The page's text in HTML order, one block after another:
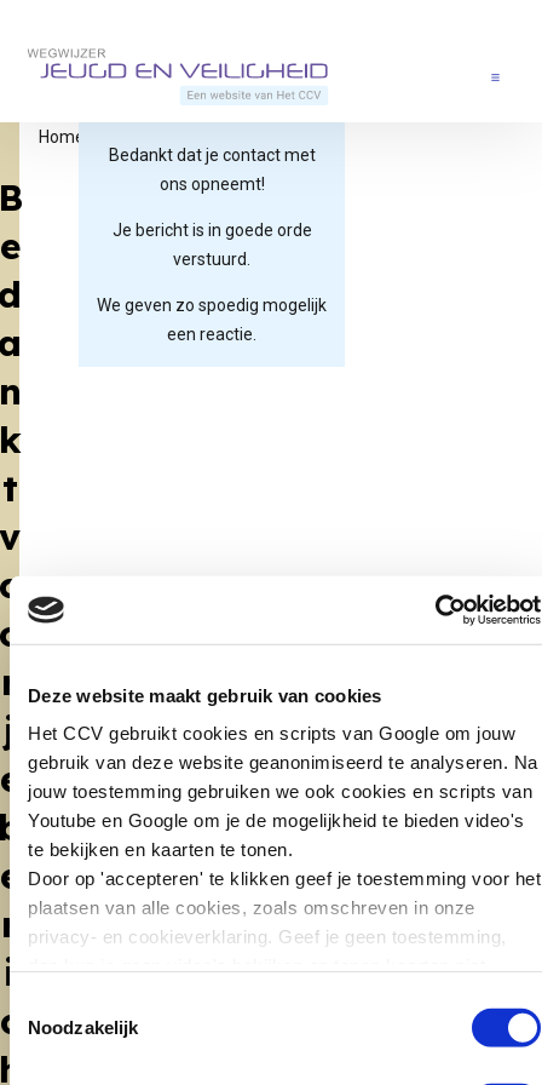
Deze website maakt gebruik van cookies
Het CCV gebruikt cookies en scripts van Google om jouw
gebruik van deze website geanonimiseerd te analyseren. Na
jouw toestemming gebruiken we ook cookies en scripts van
Youtube en Google om je de mogelijkheid te bieden video's
te bekijken en kaarten te tonen.
Door op 'accepteren' te klikken geef je toestemming voor het
plaatsen van alle cookies, zoals omschreven in onze
privacy- en cookieverklaring. Geef je geen toestemming,
Noodzakelijk
Terug naar de startpagina
e
t
v
r
j
e
e
r
i
c
Home
Bedankt dat je contact met
ons opneemt!
Je bericht is in goede orde
verstuurd.
We geven zo spoedig mogelijk
een reactie.